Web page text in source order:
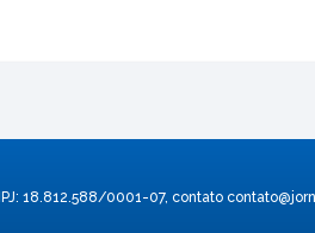
18.812.588/0001-07, contato